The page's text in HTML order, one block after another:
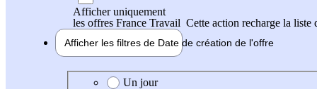
Afficher uniquement
les offres France Travail Cette action recharge la liste
Afficher les filtres de Date de création de l'offre
Date de création de l'offre
Un jour